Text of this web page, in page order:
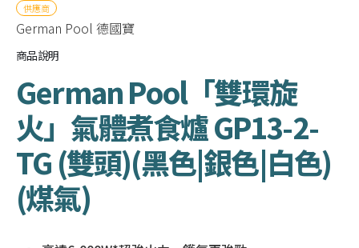
供應商
German Pool 德國寶
商品說明
German Pool「雙環旋
火」氣體煮食爐 GP13-2-
TG (雙頭)(黑色|銀色|白色)
(煤氣)